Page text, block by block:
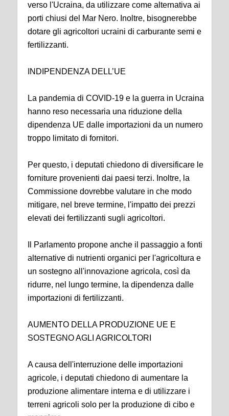
verso l'Ucraina, da utilizzare come alternativa ai
porti chiusi del Mar Nero. Inoltre, bisognerebbe
dotare gli agricoltori ucraini di carburante semi e
fertilizzanti.
INDIPENDENZA DELL’UE
La pandemia di COVID-19 e la guerra in Ucraina
hanno reso necessaria una riduzione della
dipendenza UE dalle importazioni da un numero
troppo limitato di fornitori.
Per questo, i deputati chiedono di diversificare le
forniture provenienti dai paesi terzi. Inoltre, la
Commissione dovrebbe valutare in che modo
mitigare, nel breve termine, l'impatto dei prezzi
elevati dei fertilizzanti sugli agricoltori.
Il Parlamento propone anche il passaggio a fonti
alternative di nutrienti organici per l'agricoltura e
un sostegno all'innovazione agricola, così da
ridurre, nel lungo termine, la dipendenza dalle
importazioni di fertilizzanti.
AUMENTO DELLA PRODUZIONE UE E
SOSTEGNO AGLI AGRICOLTORI
A causa dell'interruzione delle importazioni
agricole, i deputati chiedono di aumentare la
produzione alimentare interna e di utilizzare i
terreni agricoli solo per la produzione di cibo e